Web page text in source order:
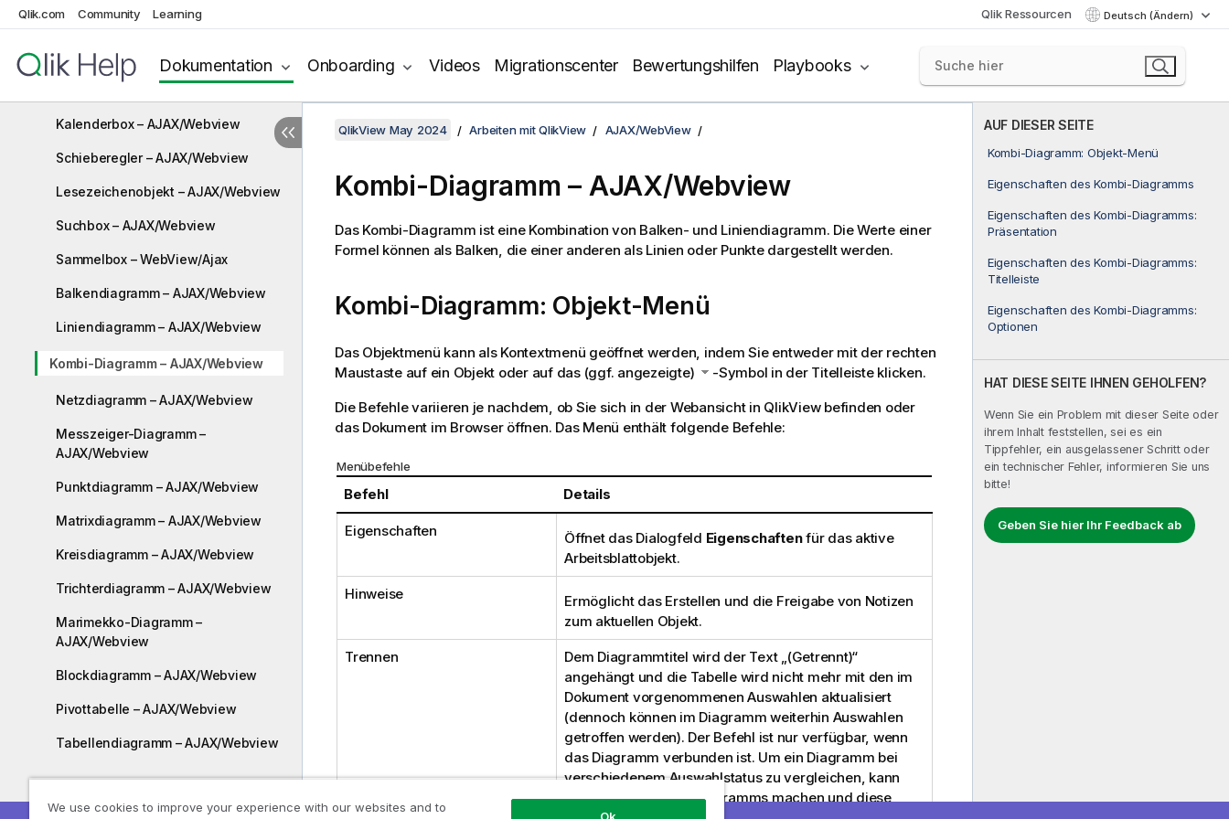
Qlik.com Community Learning Qlik Ressourcen Deutsch (Ändern)
Dokumentation Onboarding Videos Migrationscenter Bewertungshilfen Playbooks
Schaltfläche – AJAX/Webview
Textbox – AJAX/Webview
Kalenderbox – AJAX/Webview
Schieberegler – AJAX/Webview
Lesezeichenobjekt – AJAX/Webview
Suchbox – AJAX/Webview
Sammelbox – WebView/Ajax
Balkendiagramm – AJAX/Webview
Liniendiagramm – AJAX/Webview
Kombi-Diagramm – AJAX/Webview
Netzdiagramm – AJAX/Webview
Messzeiger-Diagramm –
AJAX/Webview
Punktdiagramm – AJAX/Webview
Matrixdiagramm – AJAX/Webview
Kreisdiagramm – AJAX/Webview
Trichterdiagramm – AJAX/Webview
Marimekko-Diagramm –
AJAX/Webview
Blockdiagramm – AJAX/Webview
Pivottabelle – AJAX/Webview
Tabellendiagramm – AJAX/Webview
AUF DIESER SEITE
Kombi-Diagramm: Objekt-Menü
Eigenschaften des Kombi-Diagramms
Eigenschaften des Kombi-Diagramms:
Präsentation
Eigenschaften des Kombi-Diagramms:
Titelleiste
Eigenschaften des Kombi-Diagramms:
Optionen
HAT DIESE SEITE IHNEN GEHOLFEN?
Wenn Sie ein Problem mit dieser Seite oder
ihrem Inhalt feststellen, sei es ein
Tippfehler, ein ausgelassener Schritt oder
ein technischer Fehler, informieren Sie uns
bitte!
Geben Sie hier Ihr Feedback ab
QlikView May 2024 Arbeiten mit QlikView AJAX/WebView
Kombi-Diagramm – AJAX/Webview
Das Kombi-Diagramm ist eine Kombination von Balken- und Liniendiagramm. Die Werte einer
Formel können als Balken, die einer anderen als Linien oder Punkte dargestellt werden.
Kombi-Diagramm: Objekt-Menü
Das Objektmenü kann als Kontextmenü geöffnet werden, indem Sie entweder mit der rechten
Maustaste auf ein Objekt oder auf das (ggf. angezeigte)
-Symbol in der Titelleiste klicken.
Die Befehle variieren je nachdem, ob Sie sich in der Webansicht in QlikView befinden oder
das Dokument im Browser öffnen. Das Menü enthält folgende Befehle:
Menübefehle
Befehl Details
Eigenschaften Öffnet das Dialogfeld Eigenschaftenfür das aktive
Arbeitsblattobjekt.
Hinweise
Ermöglicht das Erstellen und die Freigabe von Notizen
zum aktuellen Objekt.
Trennen
Dem Diagrammtitel wird der Text „(Getrennt)“
angehängt und die Tabelle wird nicht mehr mit den im
Dokument vorgenommenen Auswahlen aktualisiert
(dennoch können im Diagramm weiterhin Auswahlen
getroffen werden). Der Befehl ist nur verfügbar, wenn
das Diagramm verbunden ist. Um ein Diagramm bei
verschiedenem Auswahlstatus zu vergleichen, kann
man eine Kopie des Diagramms machen und diese
We use cookies to improve your experience with our websites and to